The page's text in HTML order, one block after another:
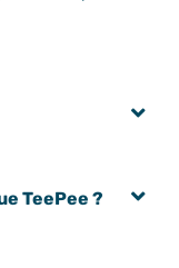
TeePee ?